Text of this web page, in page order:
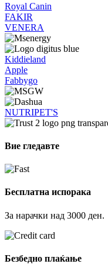
Royal Canin
FAKIR
VENERA
Kiddieland
Apple
Fabbygo
NUTRIPET'S
Вие гледавте
Бесплатна испорака
За нарачки над 3000 ден.
Безбедно плаќање